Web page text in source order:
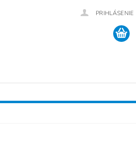
PRIHLÁSENIE